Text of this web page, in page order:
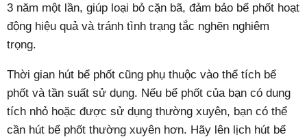
3 năm một lần, giúp loại bỏ cặn bã, đảm bảo bể phốt hoạt
động hiệu quả và tránh tình trạng tắc nghẽn nghiêm
trọng.
Thời gian hút bể phốt cũng phụ thuộc vào thể tích bể
phốt và tần suất sử dụng. Nếu bể phốt của bạn có dung
tích nhỏ hoặc được sử dụng thường xuyên, bạn có thể
cần hút bể phốt thường xuyên hơn. Hãy lên lịch hút bể